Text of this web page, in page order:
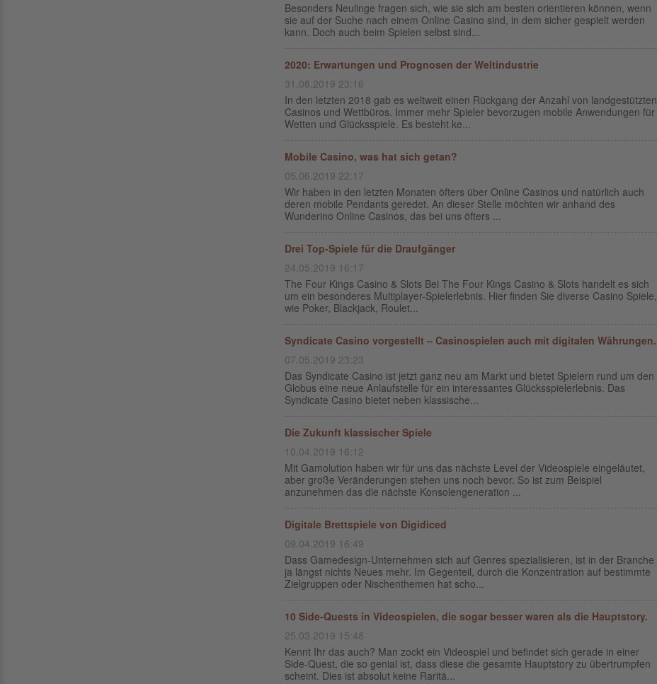
Besonders Neulinge fragen sich, wie sie sich am besten orientieren können, wenn
sie auf der Suche nach einem Online Casino sind, in dem sicher gespielt werden
kann. Doch auch beim Spielen selbst sind...
2020: Erwartungen und Prognosen der Weltindustrie
31.08.2019 23:16
In den letzten 2018 gab es weltweit einen Rückgang der Anzahl von landgestützten
Casinos und Wettbüros. Immer mehr Spieler bevorzugen mobile Anwendungen für
Wetten und Glücksspiele. Es besteht ke...
Mobile Casino, was hat sich getan?
05.06.2019 22:17
Wir haben in den letzten Monaten öfters über Online Casinos und natürlich auch
deren mobile Pendants geredet. An dieser Stelle möchten wir anhand des
Wunderino Online Casinos, das bei uns öfters ...
Drei Top-Spiele für die Draufgänger
24.05.2019 16:17
The Four Kings Casino & Slots Bei The Four Kings Casino & Slots handelt es sich
um ein besonderes Multiplayer-Spielerlebnis. Hier finden Sie diverse Casino Spiele,
wie Poker, Blackjack, Roulet...
Syndicate Casino vorgestellt – Casinospielen auch mit digitalen Währungen.
07.05.2019 23:23
Das Syndicate Casino ist jetzt ganz neu am Markt und bietet Spielern rund um den
Globus eine neue Anlaufstelle für ein interessantes Glücksspielerlebnis. Das
Syndicate Casino bietet neben klassische...
Die Zukunft klassischer Spiele
10.04.2019 16:12
Mit Gamolution haben wir für uns das nächste Level der Videospiele eingeläutet,
aber große Veränderungen stehen uns noch bevor. So ist zum Beispiel
anzunehmen das die nächste Konsolengeneration ...
Digitale Brettspiele von Digidiced
09.04.2019 16:49
Dass Gamedesign-Unternehmen sich auf Genres spezialisieren, ist in der Branche
ja längst nichts Neues mehr. Im Gegenteil, durch die Konzentration auf bestimmte
Zielgruppen oder Nischenthemen hat scho...
10 Side-Quests in Videospielen, die sogar besser waren als die Hauptstory.
25.03.2019 15:48
Kennt Ihr das auch? Man zockt ein Videospiel und befindet sich gerade in einer
Side-Quest, die so genial ist, dass diese die gesamte Hauptstory zu übertrumpfen
scheint. Dies ist absolut keine Raritä...